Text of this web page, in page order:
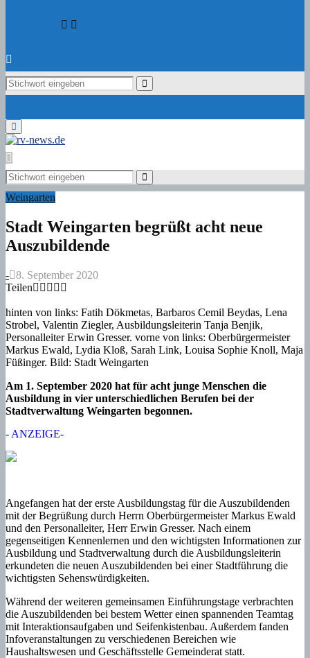
Search
Search
Primary
Menu
Search
for:
Search
Weingarten
Stadt Weingarten begrüßt acht neue
Auszubildende
- 8. September 2020
Teilen
hinten von links: Fatih Dökmetas, Barbaros Cemil Beydas, Lena
Strobel, Valentin Ziegler, Ausbildungsleiterin Tanja Benjik,
Personalleiter Erwin Gresser. vorne von links: Oberbürgermeister
Markus Ewald, Lydia Kloß, Sarah Link, Louisa Sophie Knoll, Maja
Füßinger. Bild: Stadt Weingarten
Am 1. September 2020 hat für acht junge Menschen die
Ausbildung in vier unterschiedlichen Berufen bei der
Stadtverwaltung Weingarten begonnen.
- ANZEIGE-
Angefangen hat der erste Ausbildungstag für die Auszubildenden
mit der Begrüßung durch Herrn Oberbürgermeister Markus Ewald
und den Personalleiter, Herr Erwin Gresser. Nach einem
gegenseitigen Kennenlernen und den wichtigsten Informationen zur
Ausbildung und Stadtverwaltung durch die Ausbildungsleiterin
erkundeten die neuen Auszubildenden bei einer Stadtführung die
wichtigsten Sehenswürdigkeiten.
Während der weiteren gemeinsamen Einführungstage verbrachten
die Auszubildenden bei bestem Wetter einen spannenden Teamtag
mit Interaktionsaufgaben und Seifenkistenbau. Außerdem fanden
Infoveranstaltungen zu verschiedenen Bereichen wie
Haushaltswesen und Geschäftsstelle Gemeinderat statt.